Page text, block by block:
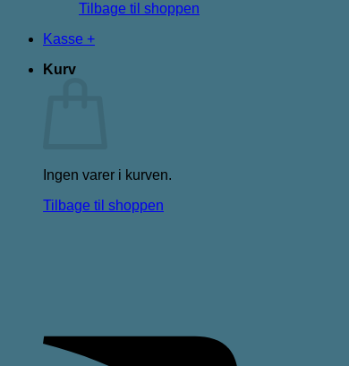
Tilbage til shoppen
Kasse +
Kurv
Ingen varer i kurven.
Tilbage til shoppen